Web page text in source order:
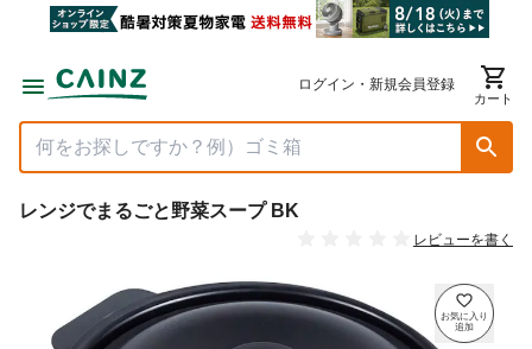
ログイン・新規会員登録
カート
レンジでまるごと野菜スープ BK
レビューを書く